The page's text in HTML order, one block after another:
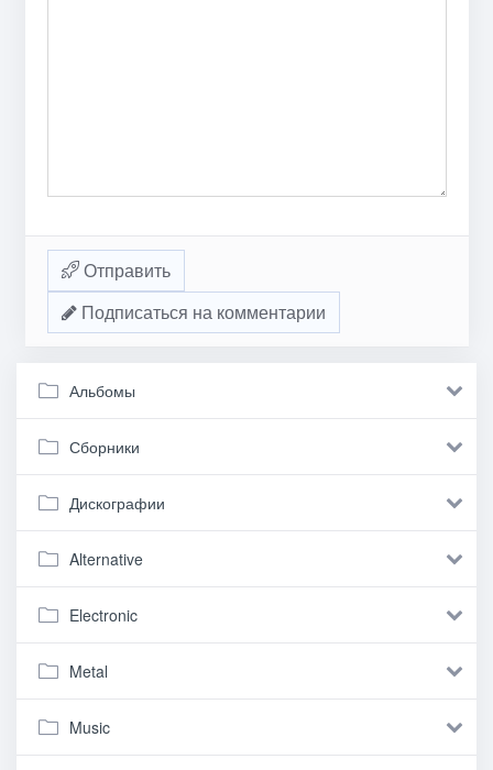
Отправить
Подписаться на комментарии
Альбомы
Сборники
Дискографии
Alternative
Electronic
Metal
Music